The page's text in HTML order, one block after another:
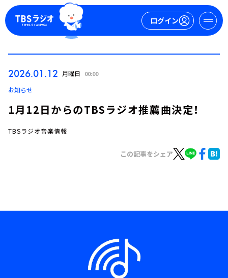
ログイン
トピックス
イベント・グッズ
2026.01.12 月曜日 00:00
お知らせ
1月12日からのTBSラジオ推薦曲決定！
TBSラジオ音楽情報
この記事をシェア